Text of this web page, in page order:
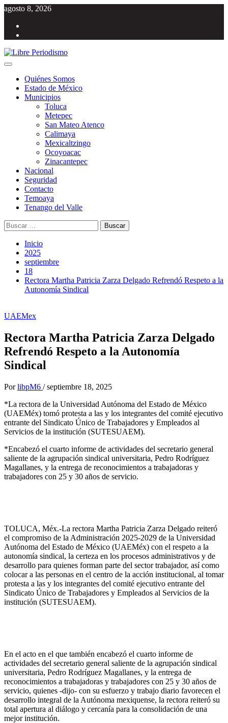
Saltar
contenido
agosto 8, 2026
Menú
principalQuiénes Somos
Estado de México
Municipios
Toluca
Metepec
San Mateo Atenco
Calimaya
Mexicaltzingo
Ocoyoacac
Zinacantepec
Nacional
Seguridad
Contacto
Temoaya
Tenango del Valle
Buscar:
Inicio
2025
septiembre
18
Rectora Martha Patricia Zarza Delgado Refrendó Respeto a la
Autonomía Sindical
UAEMex
Rectora Martha Patricia Zarza Delgado
Refrendó Respeto a la Autonomía
Sindical
Por libpM6 / septiembre 18, 2025
*La rectora de la Universidad Autónoma del Estado de México
(UAEMéx) tomó protesta a las y los integrantes del comité ejecutivo
entrante del Sindicato Único de Trabajadores y Empleados al
Servicios de la institución (SUTESUAEM).
*Encabezó el cuarto informe de actividades del secretario general
saliente de la agrupación sindical universitaria, Pedro Rodríguez
Magallanes, y la entrega de reconocimientos a trabajadoras y
trabajadores con 25 y 30 años de servicio.
TOLUCA, Méx.-La rectora Martha Patricia Zarza Delgado reiteró
el compromiso de la Administración 2025-2029 de la Universidad
Autónoma del Estado de México (UAEMéx) con el respeto a la
autonomía sindical, la certeza en los procesos administrativos y de
desarrollo para quienes forman parte del sector trabajador, así como
colocar a las personas en el centro de la acción institucional, al tomar
protesta a las y los integrantes del comité ejecutivo entrante del
Sindicato Único de Trabajadores y Empleados al Servicios de la
institución (SUTESUAEM).
En el acto en el que también encabezó el cuarto informe de
actividades del secretario general saliente de la agrupación sindical
universitaria, Pedro Rodríguez Magallanes, y la entrega de
reconocimientos a trabajadoras y trabajadores con 25 y 30 años de
servicio, quienes -dijo- con su esfuerzo y trabajo diario favorecen el
desarrollo integral de la Autónoma mexiquense, la rectora reiteró su
total apertura al diálogo y cercanía para la consolidación de una
mejor institución.